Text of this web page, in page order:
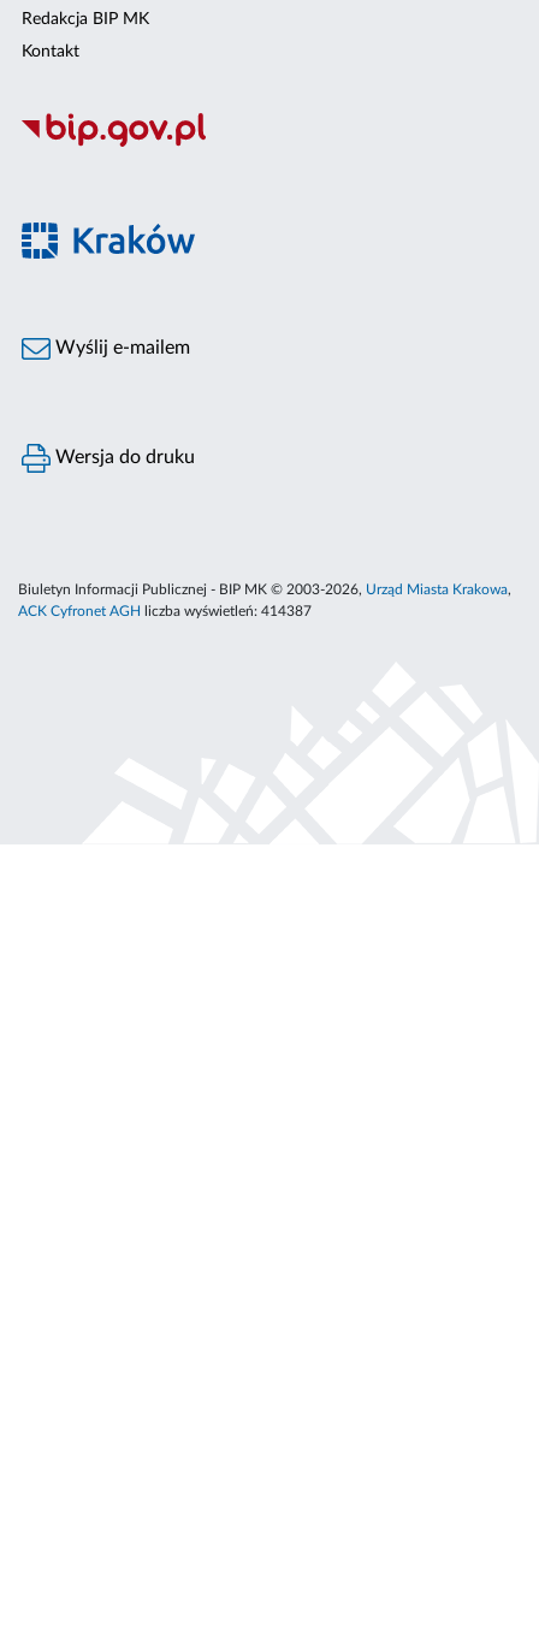
Redakcja BIP MK
Kontakt
Wyślij e-mailem
Wersja do druku
Biuletyn Informacji Publicznej - BIP MK © 2003-2026, Urząd Miasta Krakowa,
ACK Cyfronet AGH
liczba wyświetleń: 414387